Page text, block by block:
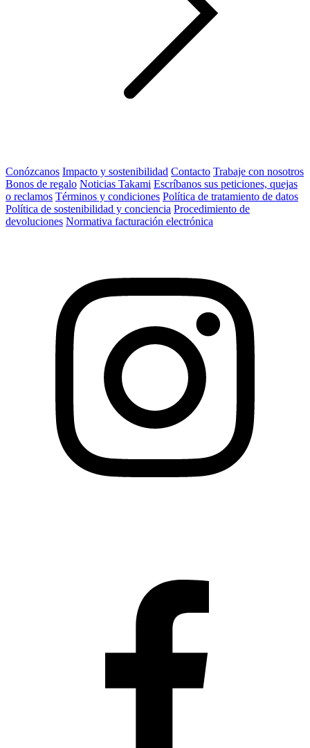
Conózcanos Impacto y sostenibilidad Contacto Trabaje con nosotros
Bonos de regalo Noticias Takami Escríbanos sus peticiones, quejas
o reclamos Términos y condiciones Política de tratamiento de datos
Política de sostenibilidad y conciencia Procedimiento de
devoluciones Normativa facturación electrónica